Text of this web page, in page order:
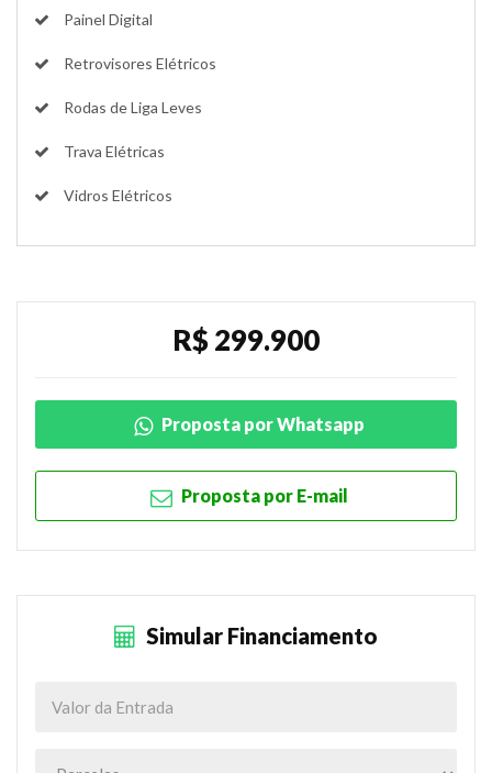
Painel Digital
Retrovisores Elétricos
Rodas de Liga Leves
Trava Elétricas
Vidros Elétricos
R$ 299.900
Proposta por Whatsapp
Proposta por E-mail
Simular Financiamento